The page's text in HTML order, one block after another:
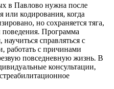
в Павлово нужна после
или кодирования, когда
но сохраняется тяга,
Программа
справляться с
с причинами
повседневную жизнь. В
консультации,